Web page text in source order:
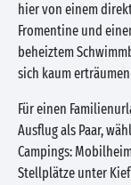
hier von einem
Fromentine und
beheiztem
sich kaum
Für einen
Ausflug als Paar,
Campings:
Stellplätze unter